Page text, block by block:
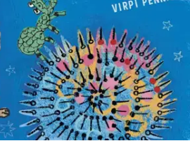
tuotetietoihin?